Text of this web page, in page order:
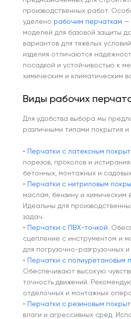
производственных работ.
уделено рабочим перчаткам —
моделей для базовой защиты
вариантов для тяжёлых
изделия отличаются
посадкой и устойчивостью к
химическим и климатическим
Виды рабочих
Для удобства выбора мы
различными типами покрытия и
• Перчатки с латексным
порезов, проколов и
бетонных, монтажных и
•
Перчатки с нитриловым
маслам, бензину и химическим
Идеальны для
задач.
•
Перчатки с ПВХ-точкой.
сцепление с инструментом и
для погрузочно-разгрузочных
•
Перчатки с полиуретановым
Обеспечивают высокую
точность движений.
отделочных и монтажных
•
Перчатки с резиновым
влаги и агрессивных сред.